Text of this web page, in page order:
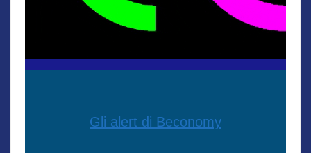
Gli alert di Beconomy